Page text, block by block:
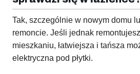
Tak, szczególnie w nowym domu
remoncie. Jeśli jednak
mieszkaniu, łatwiejsza i tańsza
elektryczna pod płytki.